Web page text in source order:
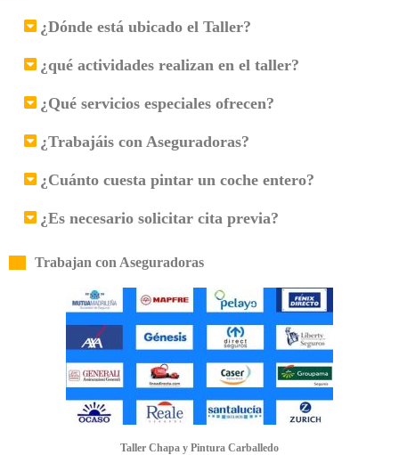
¿Dónde está ubicado el Taller?
¿qué actividades realizan en el taller?
¿Qué servicios especiales ofrecen?
¿Trabajáis con Aseguradoras?
¿Cuánto cuesta pintar un coche entero?
¿Es necesario solicitar cita previa?
Trabajan con Aseguradoras
Taller Chapa y Pintura Carballedo